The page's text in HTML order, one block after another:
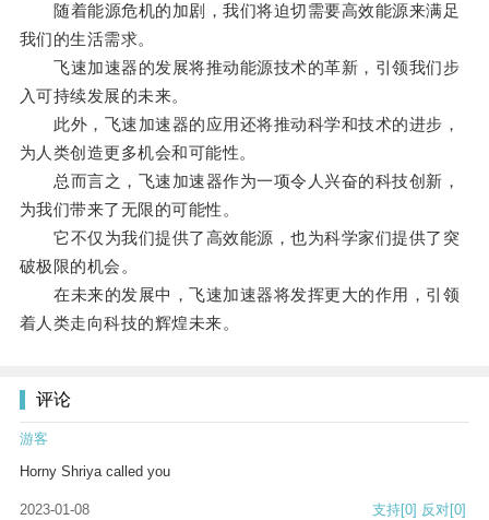
随着能源危机的加剧，我们将迫切需要高效能源来满足
我们的生活需求。
飞速加速器的发展将推动能源技术的革新，引领我们步
入可持续发展的未来。
此外，飞速加速器的应用还将推动科学和技术的进步，
为人类创造更多机会和可能性。
总而言之，飞速加速器作为一项令人兴奋的科技创新，
为我们带来了无限的可能性。
它不仅为我们提供了高效能源，也为科学家们提供了突
破极限的机会。
在未来的发展中，飞速加速器将发挥更大的作用，引领
着人类走向科技的辉煌未来。
评论
游客
Horny Shriya called you
2023-01-08 支持[0] 反对[0]